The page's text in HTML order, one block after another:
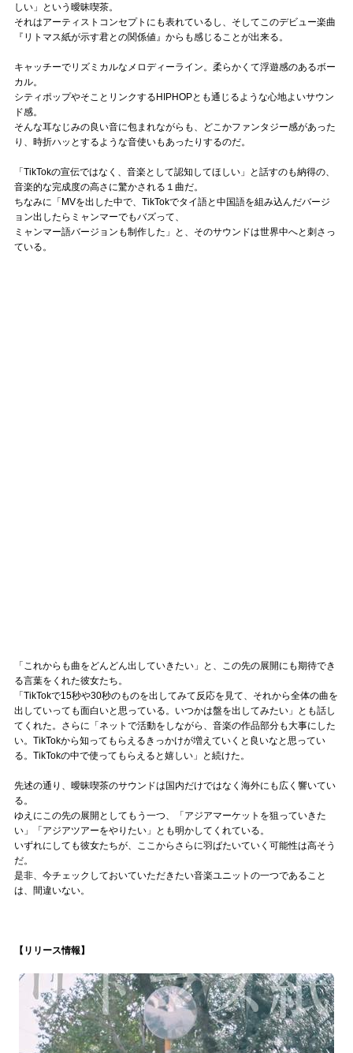
しい」という曖昧喫茶。
それはアーティストコンセプトにも表れているし、そしてこのデビュー楽曲
『リトマス紙が示す君との関係値』からも感じることが出来る。
キャッチーでリズミカルなメロディーライン。柔らかくて浮遊感のあるボー
カル。
シティポップやそことリンクするHIPHOPとも通じるような心地よいサウン
ド感。
そんな耳なじみの良い音に包まれながらも、どこかファンタジー感があった
り、時折ハッとするような音使いもあったりするのだ。
「TikTokの宣伝ではなく、音楽として認知してほしい」と話すのも納得の、
音楽的な完成度の高さに驚かされる１曲だ。
ちなみに「MVを出した中で、TikTokでタイ語と中国語を組み込んだバージ
ョン出したらミャンマーでもバズって、
ミャンマー語バージョンも制作した」と、そのサウンドは世界中へと刺さっ
ている。
「これからも曲をどんどん出していきたい」と、この先の展開にも期待でき
る言葉をくれた彼女たち。
「TikTokで15秒や30秒のものを出してみて反応を見て、それから全体の曲を
出していっても面白いと思っている。いつかは盤を出してみたい」とも話し
てくれた。さらに「ネットで活動をしながら、音楽の作品部分も大事にした
い。TikTokから知ってもらえるきっかけが増えていくと良いなと思ってい
る。TikTokの中で使ってもらえると嬉しい」と続けた。
先述の通り、曖昧喫茶のサウンドは国内だけではなく海外にも広く響いてい
る。
ゆえにこの先の展開としてもう一つ、「アジアマーケットを狙っていきた
い」「アジアツアーをやりたい」とも明かしてくれている。
いずれにしても彼女たちが、ここからさらに羽ばたいていく可能性は高そう
だ。
是非、今チェックしておいていただきたい音楽ユニットの一つであること
は、間違いない。
【リリース情報】